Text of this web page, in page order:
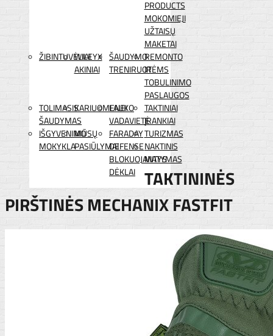
PRODUCTS
MOKOMIEJI
UŽTAISŲ
MAKETAI
ŽIBINTUVĖLIAI
WILEYX
AKINIAI
ŠAUDYMO
TRENIRUOTĖMS
REMONTO
IR
TOBULINIMO
PASLAUGOS
TOLIMASIS
ŠAUDYMAS
KARIUOMENEI
LAUKO
VADAVIETĖ
TAKTINIAI
ĮRANKIAI
IŠGYVENIMO
MOKYKLA
MŪSŲ
PASIŪLYMAI
FARADAY
DEFENSE
BLOKUOJANTYS
DĖKLAI
TURIZMAS
NAKTINIS
MATYMAS
TAKTININĖS
PIRŠTINĖS MECHANIX FASTFIT